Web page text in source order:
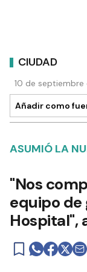
CIUDAD
10 de septiembre
Añadir como
ASUMIÓ LA
"Nos
equipo de
Hospital",